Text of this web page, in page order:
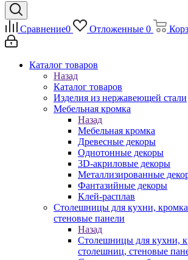
Сравнение0 Отложенные 0
Каталог товаров
Назад
Каталог товаров
Изделия из нержавеющей стали
Мебельная кромка
Назад
Мебельная кромка
Древесные декоры
Однотонные декоры
3D-акриловые декоры
Металлизированные
Фантазийные декоры
Клей-расплав
Столешницы для кухни,
стеновые панели
Назад
Столешницы для кухни,
столешниц, стеновые